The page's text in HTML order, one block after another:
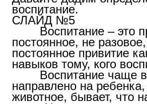
воспитание.
СЛАЙД №5
Воспитание – это
постоянное, не
постоянное привитие
навыков тому, кого
Воспитание чаще
направлено на
животное, бывает, что